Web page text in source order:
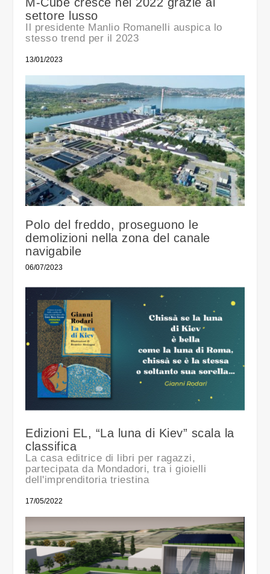
settore lusso
Il presidente Manlio Romanelli auspica lo
stesso trend per il 2023
13/01/2023
Polo del freddo, proseguono le
demolizioni nella zona del canale
navigabile
06/07/2023
Edizioni EL, “La luna di Kiev” scala la
classifica
La casa editrice di libri per ragazzi,
partecipata da Mondadori, tra i gioielli
dell'imprenditoria triestina
17/05/2022